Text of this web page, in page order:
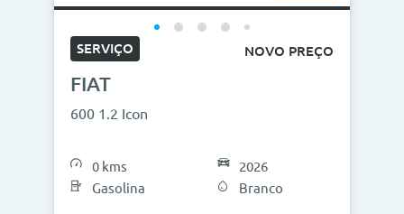
SERVIÇO NOVO PREÇO
FIAT
600 1.2 Icon
0 kms
Gasolina
2026
Branco